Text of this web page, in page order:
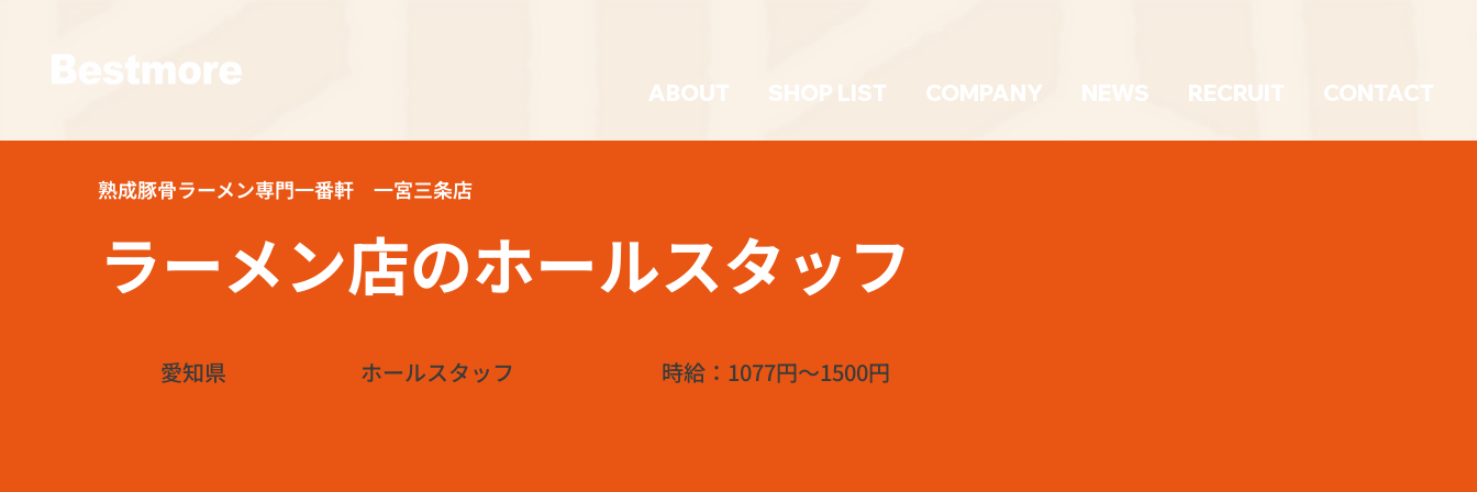
ABOUT SHOP LIST COMPANY NEWS RECRUIT CONTACT
熟成豚骨ラーメン専門一番軒 一宮三条店
ラーメン店のホールスタッフ
愛知県 ホールスタッフ 時給：1077円～1500円